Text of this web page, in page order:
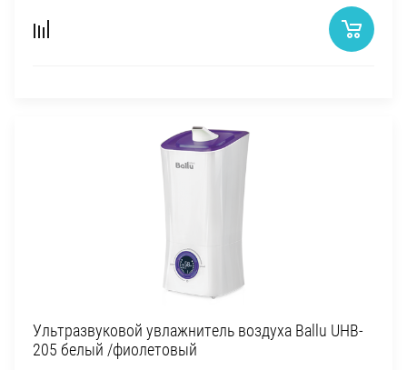
Ультразвуковой увлажнитель воздуха Ballu UHB-
205 белый /фиолетовый